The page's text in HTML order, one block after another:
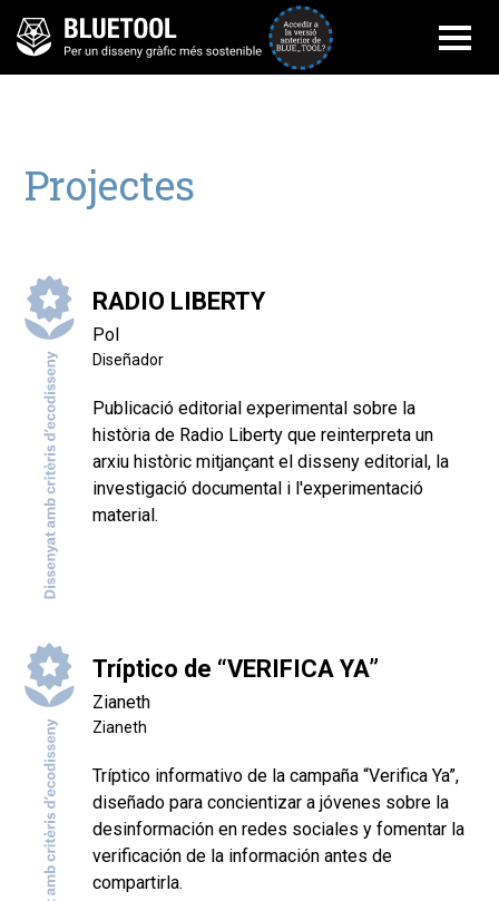
Accedir a la
Projectes
RADIO LIBERTY
Pol
Diseñador
Publicació editorial experimental sobre la
història de Radio Liberty que reinterpreta un
arxiu històric mitjançant el disseny editorial, la
investigació documental i l'experimentació
material.
Tríptico de “VERIFICA YA”
Zianeth
Zianeth
Tríptico informativo de la campaña “Verifica Ya”,
diseñado para concientizar a jóvenes sobre la
desinformación en redes sociales y fomentar la
verificación de la información antes de
compartirla.